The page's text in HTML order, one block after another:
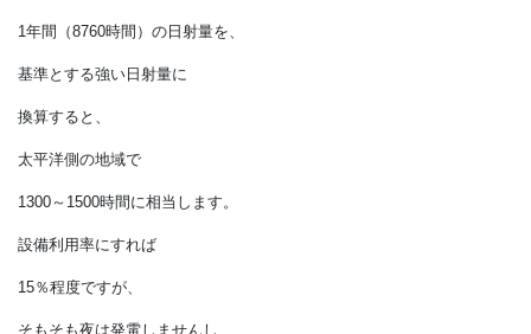
しかし、
絶えずそんな条件に
なっていることは、
どれくらい発電できるかです。